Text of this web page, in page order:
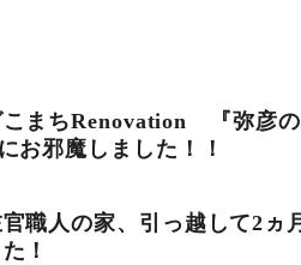
こまちRenovation 『弥彦の
お邪魔しました！！
職人の家、引っ越して2ヵ
！